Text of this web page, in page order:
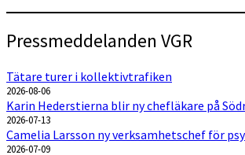
Pressmeddelanden VGR
Tätare turer i kollektivtrafiken
2026-08-06
Karin Hederstierna blir ny chefläkare på
2026-07-13
Camelia Larsson ny verksamhetschef för
2026-07-09